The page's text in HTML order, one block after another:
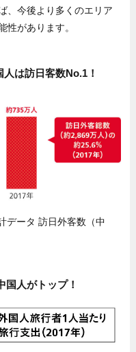
、今後より多くのエリア
性があります。
は訪日客数No.1！
データ 訪日外客数（中
国人がトップ！